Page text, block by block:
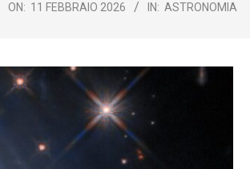
ON: 11 FEBBRAIO 2026 IN: ASTRONOMIA